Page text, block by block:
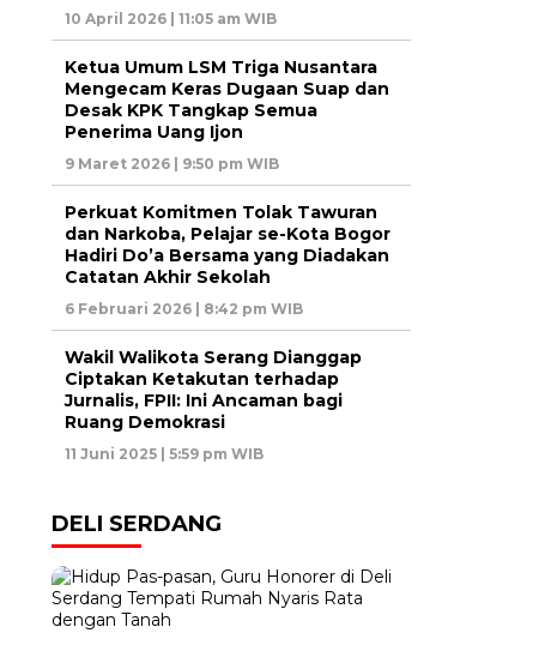
10 April 2026 | 11:05 am WIB
Ketua Umum LSM Triga Nusantara
Mengecam Keras Dugaan Suap dan
Desak KPK Tangkap Semua
Penerima Uang Ijon
9 Maret 2026 | 9:50 pm WIB
Perkuat Komitmen Tolak Tawuran
dan Narkoba, Pelajar se-Kota Bogor
Hadiri Do’a Bersama yang Diadakan
Catatan Akhir Sekolah
6 Februari 2026 | 8:42 pm WIB
Wakil Walikota Serang Dianggap
Ciptakan Ketakutan terhadap
Jurnalis, FPII: Ini Ancaman bagi
Ruang Demokrasi
11 Juni 2025 | 5:59 pm WIB
DELI SERDANG